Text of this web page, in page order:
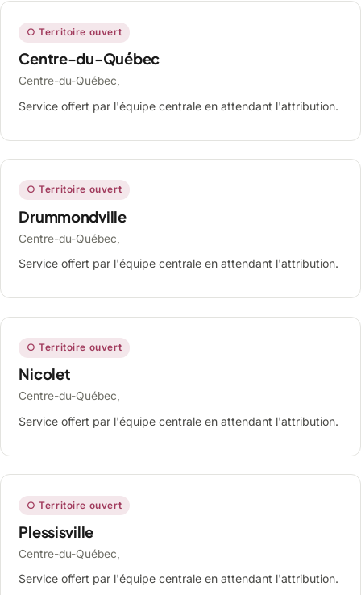
○ Territoire ouvert
Centre-du-Québec
Centre-du-Québec,
Service offert par l'équipe centrale en attendant l'attribution.
○ Territoire ouvert
Drummondville
Centre-du-Québec,
Service offert par l'équipe centrale en attendant l'attribution.
○ Territoire ouvert
Nicolet
Centre-du-Québec,
Service offert par l'équipe centrale en attendant l'attribution.
○ Territoire ouvert
Plessisville
Centre-du-Québec,
Service offert par l'équipe centrale en attendant l'attribution.